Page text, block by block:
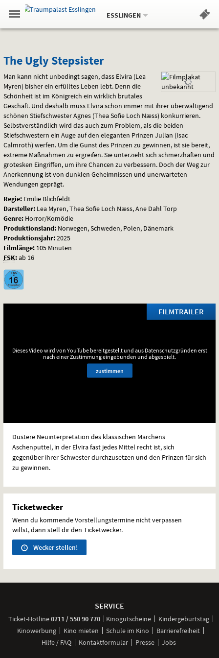
Springe
zum
,zum
.
Navigation
Gehe
zur
Standortauswahl
Standort:
ESSLINGEN.
Hinweis
The
Ugly
Stepsister
The Ugly Stepsister
Man kann nicht unbedingt sagen, dass Elvira (Lea
Myren) bisher ein erfülltes Leben lebt. Denn die
Schönheit ist im Königreich ein wirklich brutales
Geschäft. Und deshalb muss Elvira schon immer mit ihrer überwältigend
schönen Stiefschwester Agnes (Thea Sofie Loch Næss) konkurrieren.
Selbstverständlich wird das auch zum Problem, als die beiden
Stiefschwestern ein Auge auf den eleganten Prinzen Julian (Isac
Calmroth) werfen. Um die Gunst des Prinzen zu gewinnen, ist sie bereit,
extreme Maßnahmen zu ergreifen. Sie unterzieht sich schmerzhaften und
grotesken Eingriffen, um ihre Chancen zu verbessern. Doch der Weg zur
Anerkennung ist von dunklen Geheimnissen und unerwarteten
Wendungen geprägt.
Regie: Emilie Blichfeldt
Darsteller: Lea Myren, Thea Sofie Loch Næss, Ane Dahl Torp
Genre: Horror/Komödie
Produktionsland: Norwegen, Schweden, Polen, Dänemark
Produktionsjahr:2025
Filmlänge: 105 Minuten
FSK:ab 16
FILMTRAILER
Dieses Video wird von YouTube bereitgestellt und aus Datenschutzgründen erst
nach einer Zustimmung eingebunden und abgespielt.
zustimmen
Düstere Neuinterpretation des klassischen Märchens
Aschenputtel, in der Elvira fast jedes Mittel recht ist, sich
gegenüber ihrer Schwester durchzusetzen und den Prinzen für sich
zu gewinnen.
Ticketwecker
Wenn du kommende Vorstellungstermine nicht verpassen
willst, dann stell dir den Ticketwecker.
Wecker stellen!
SERVICE
Ticket-Hotline0711 / 550 90 770anrufen
Kinogutscheine
Kindergeburtstag
Kinowerbung
Kino mieten Schule im Kino
Barrierefreiheit
Hilfe / FAQ
Kontaktformular Presse Jobs